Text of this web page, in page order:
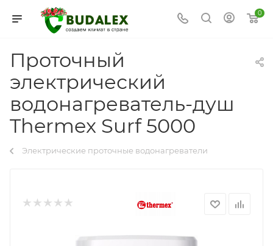
0
Проточный
электрический
водонагреватель-душ
Thermex Surf 5000
Электрические проточные водонагреватели